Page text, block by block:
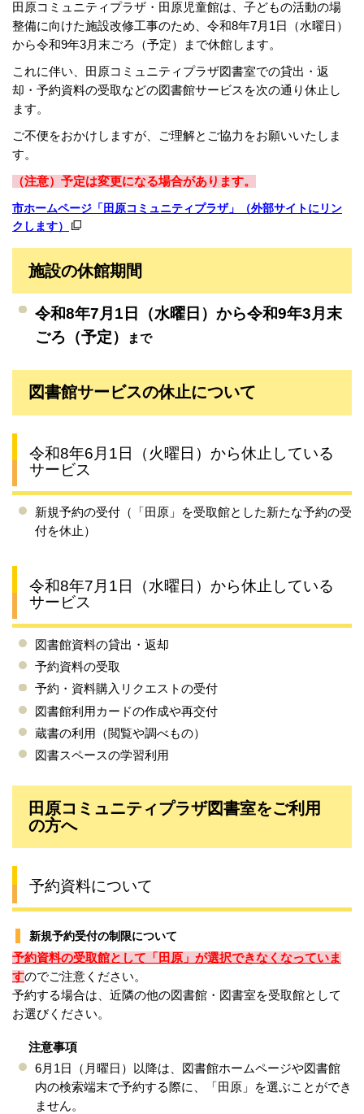
田原コミュニティプラザ・田原児童館は、子どもの活動の場
整備に向けた施設改修工事のため、令和8年7月1日（水曜日）
から令和9年3月末ごろ（予定）まで休館します。
これに伴い、田原コミュニティプラザ図書室での貸出・返
却・予約資料の受取などの図書館サービスを次の通り休止し
ます。
ご不便をおかけしますが、ご理解とご協力をお願いいたしま
す。
（注意）予定は変更になる場合があります。
市ホームページ「田原コミュニティプラザ」（外部サイトにリン
クします）
施設の休館期間
令和8年7月1日（水曜日）から令和9年3月末
ごろ（予定）
まで
図書館サービスの休止について
令和8年6月1日（火曜日）から休止している
サービス
新規予約の受付（「田原」を受取館とした新たな予約の受
付を休止）
令和8年7月1日（水曜日）から休止している
サービス
図書館資料の貸出・ 返却
予約資料の受取
予約・資料購入リクエストの受付
図書館利用カードの作成や再交付
蔵書の利用（閲覧や調べもの）
図書スペースの学習利用
田原コミュニティプラザ図書室をご利用
の方へ
予約資料について
新規予約受付の制限について
予約資料の受取館として 「田原」が選択できなくなっていま
すのでご注意ください。
予約する場合は、近隣の他の図書館・図書室を受取館として
お選びください。
注意事項
6月1日（月曜日）以降は、図書館ホームページや図書館
内の検索端末で予約する際に、「田原」を選ぶことができ
ません。